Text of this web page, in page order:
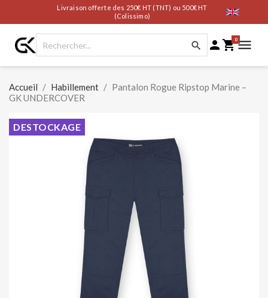
Livraison offerte des 250€ HT (TNT) ou 500€ HT
(Colissimo)
  0
Accueil Habillement
Pantalon Rogue Ripstop Marine –
GK UNDERCOVER
DESTOCKAGE